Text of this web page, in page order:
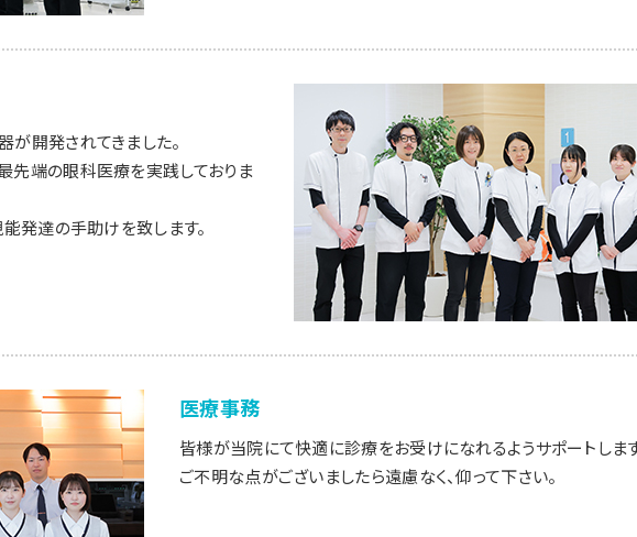
開発されてきました。
先端の眼科医療を実践しておりま
発達の手助けを致します。
医療事務
皆様が当院にて快適に診療をお受けになれるようサポートしま
ご不明な点がございましたら遠慮なく、仰って下さい。